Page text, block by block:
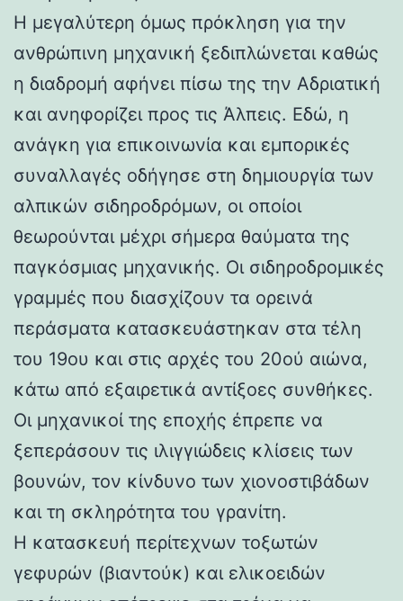
Η μεγαλύτερη όμως πρόκληση για την
ανθρώπινη μηχανική ξεδιπλώνεται καθώς
η διαδρομή αφήνει πίσω της την Αδριατική
και ανηφορίζει προς τις Άλπεις. Εδώ, η
ανάγκη για επικοινωνία και εμπορικές
συναλλαγές οδήγησε στη δημιουργία των
αλπικών σιδηροδρόμων, οι οποίοι
θεωρούνται μέχρι σήμερα θαύματα της
παγκόσμιας μηχανικής. Οι σιδηροδρομικές
γραμμές που διασχίζουν τα ορεινά
περάσματα κατασκευάστηκαν στα τέλη
του 19ου και στις αρχές του 20ού αιώνα,
κάτω από εξαιρετικά αντίξοες συνθήκες.
Οι μηχανικοί της εποχής έπρεπε να
ξεπεράσουν τις ιλιγγιώδεις κλίσεις των
βουνών, τον κίνδυνο των χιονοστιβάδων
και τη σκληρότητα του γρανίτη.
Η κατασκευή περίτεχνων τοξωτών
γεφυρών (βιαντούκ) και ελικοειδών